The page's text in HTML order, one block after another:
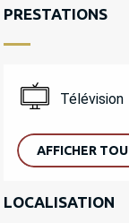
PRESTATIONS
Télévision
AFFICHER
LOCALISATION